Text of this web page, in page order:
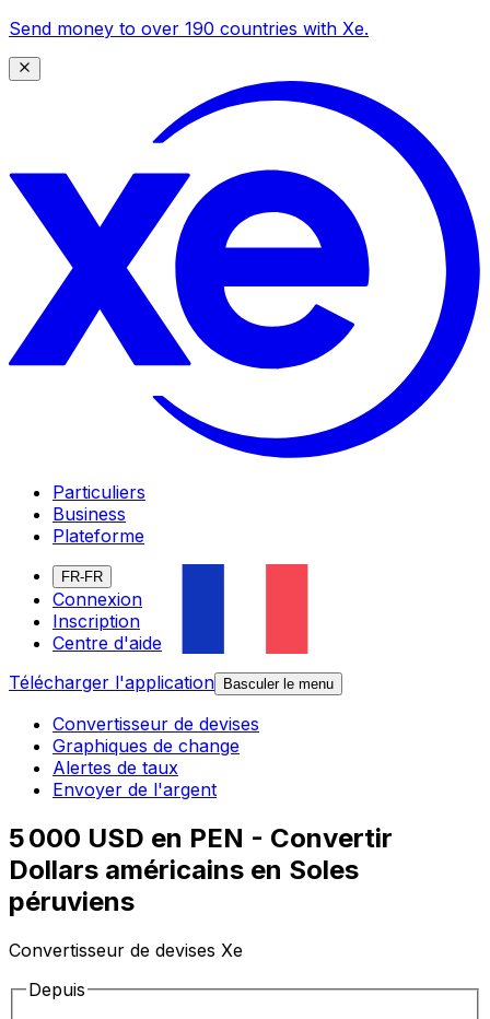
Send money to over 190 countries with Xe.
Particuliers
Business
Plateforme
FR-FR
Connexion
Inscription
Centre d'aide
Télécharger l'application
Basculer le menu
Convertisseur de devises
Graphiques de change
Alertes de taux
Envoyer de l'argent
5 000 USD en PEN - Convertir
Dollars américains en Soles
péruviens
Convertisseur de devises Xe
Depuis